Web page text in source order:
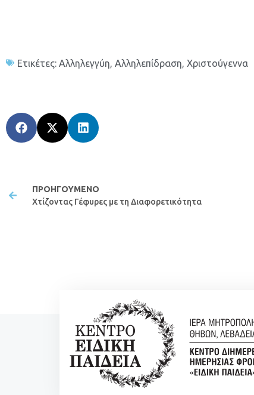
Ετικέτες: Αλληλεγγύη, Αλληλεπίδραση, Χριστούγεννα
ΠΡΟΗΓΟΎΜΕΝΟ
Χτίζοντας Γέφυρες με τη Διαφορετικότητα